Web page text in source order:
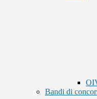
Bandi di